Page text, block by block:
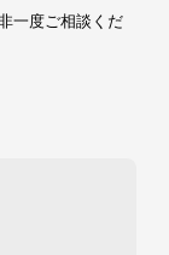
一度ご相談くだ